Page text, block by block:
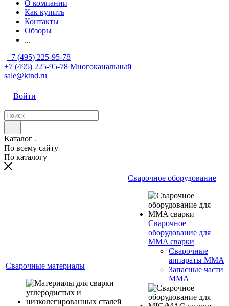
О компании
Как купить
Контакты
Обзоры
...
+7 (495) 225-95-78
+7 (495) 225-95-78 Многоканальный
sale@ktnd.ru
Войти
Каталог
По всему сайту
По каталогу
Сварочные материалы
Сварочное оборудование
Сварочное
оборудование для
MMA сварки
Сварочные
аппараты MMA
Запасные части
MMA